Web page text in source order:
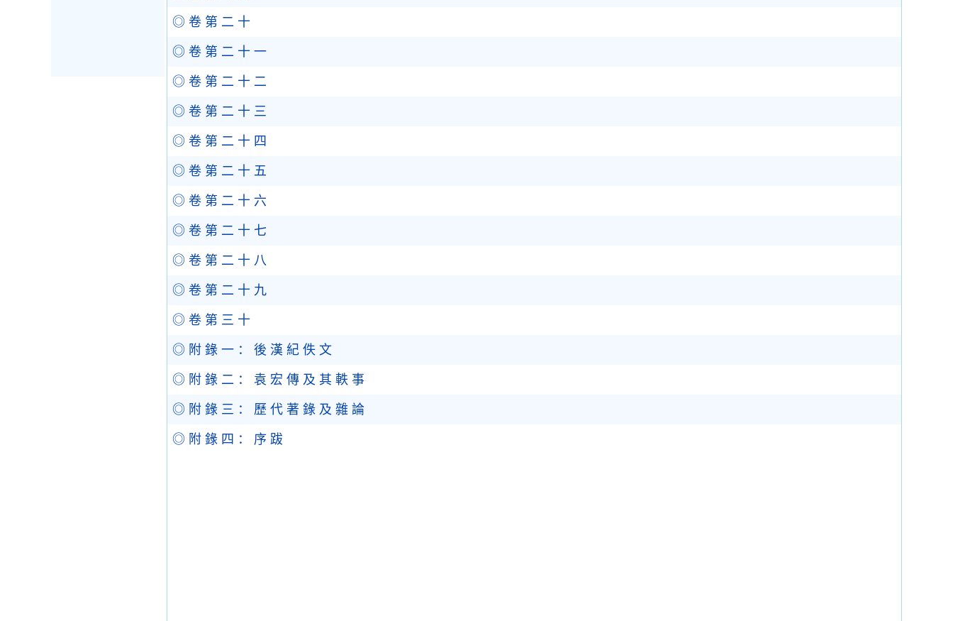
◎ 卷 第 二 十
◎ 卷 第 二 十 一
◎ 卷 第 二 十 二
◎ 卷 第 二 十 三
◎ 卷 第 二 十 四
◎ 卷 第 二 十 五
◎ 卷 第 二 十 六
◎ 卷 第 二 十 七
◎ 卷 第 二 十 八
◎ 卷 第 二 十 九
◎ 卷 第 三 十
◎ 附 錄 一 ： 後 漢 紀 佚 文
◎ 附 錄 二 ： 袁 宏 傳 及 其 軼 事
◎ 附 錄 三 ： 歷 代 著 錄 及 雜 論
◎ 附 錄 四 ： 序 跋